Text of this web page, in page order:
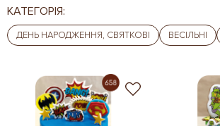
КАТЕГОРІЯ:
ДЕНЬ НАРОДЖЕННЯ, СВЯТКОВІ ВЕСІЛЬНІ